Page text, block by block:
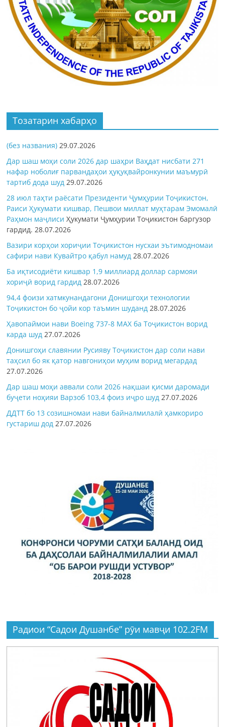
Тозатарин хабарҳо
(без названия) 29.07.2026
Дар шаш моҳи соли 2026 дар шаҳри Ваҳдат нисбати 271
нафар ноболиғ парвандаҳои ҳуқуқвайронкунии маъмурӣ
тартиб дода шуд 29.07.2026
28 июл таҳти раёсати Президенти Ҷумҳурии Тоҷикистон,
Раиси Ҳукумати кишвар, Пешвои миллат муҳтарам Эмомалӣ
Раҳмон маҷлисиҲукумати Ҷумҳурии Тоҷикистон баргузор
гардид.28.07.2026
Вазири корҳои хориҷии Тоҷикистон нусхаи эътимодномаи
сафири нави Кувайтро қабул намуд 28.07.2026
Ба иқтисодиёти кишвар 1,9 миллиард доллар сармояи
хориҷӣ ворид гардид 28.07.2026
94,4 фоизи хатмкунандагони Донишгоҳи технологии
Тоҷикистон бо ҷойи кор таъмин шуданд 28.07.2026
Ҳавопаймои нави Boeing 737-8 MAX ба Тоҷикистон ворид
карда шуд 27.07.2026
Донишгоҳи славянии Русияву Тоҷикистон дар соли нави
таҳсил бо як қатор навгониҳои муҳим ворид мегардад
27.07.2026
Дар шаш моҳи аввали соли 2026 нақшаи қисми даромади
буҷети ноҳияи Варзоб 103,4 фоиз иҷро шуд 27.07.2026
ДДТТ бо 13 созишномаи нави байналмилалӣ ҳамкориро
густариш дод 27.07.2026
Радиои “Садои Душанбе” рӯи мавҷи 102.2FM